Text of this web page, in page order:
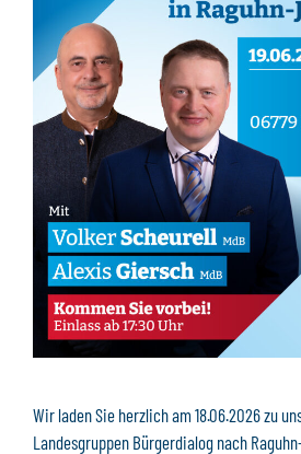
Wir laden Sie herzlich am 18.06.2026 zu
Landesgruppen Bürgerdialog nach